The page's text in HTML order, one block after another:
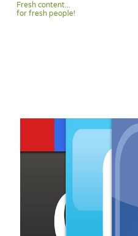
Fresh content...
for fresh people!